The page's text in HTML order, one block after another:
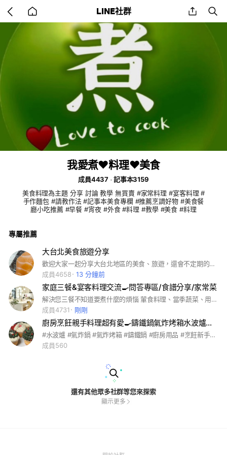
back
to
LINE社群 share
我愛煮♥️料理♥️美食
成員4437
記事本3159
美食料理為主題 分享 討論 教學 無買賣 #家常料理 #宴客料理 #
手作麵包 #請教作法 #記事本美食專欄 #推薦烹調好物 #美食餐
廳小吃推薦 #早餐 #宵夜 #外食 #料理 #教學 #美食 #料理
專屬推薦
大台北美食旅遊分享
歡迎大家一起分享大台北地區的美食、旅遊，還會不定期的舉辦聚餐哦~!
成員4658
13 分鐘前
家庭三餐&宴客料理交流🍳問答專區/食譜分享/家常菜
解決您三餐不知道要煮什麼的煩惱 葷食料理、當季蔬菜、用簡易的方式烹調！ #烹飪 #料理 #食譜 #晚餐 #宵夜 #美食
成員4731
剛剛
廚房烹飪親手料理超有愛🍳鑄鐵鍋氣炸烤箱水波爐🥗🐔🥩🍻
#水波爐 #氣炸鍋 #氣炸烤箱 #鑄鐵鍋 #廚房用品 #烹飪新手 #愛料理 #愛烘焙 #愛妻便當 #手作料理 #餐廳菜色自己做 #烤全雞 #烤戰斧牛排 #小學生下午點心 #烤香魚 #銅鍋 #烤麵包 #homebaker #stayhome
成員560
還有其他眾多社群等您來探索
顯示更多